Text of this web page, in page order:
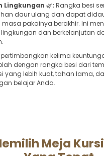
Lingkungan 🌿: Rangka besi
daur ulang dan dapat
masa pakainya berakhir. Ini
dan berkelanjutan
kelima
dengan rangka besi dari
yang lebih kuat, tahan lama,
belajar Anda.
Meja